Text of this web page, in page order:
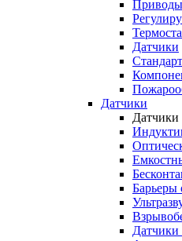
Приводы
Датчики
Датчики
Датчики
Барьеры
Датчики